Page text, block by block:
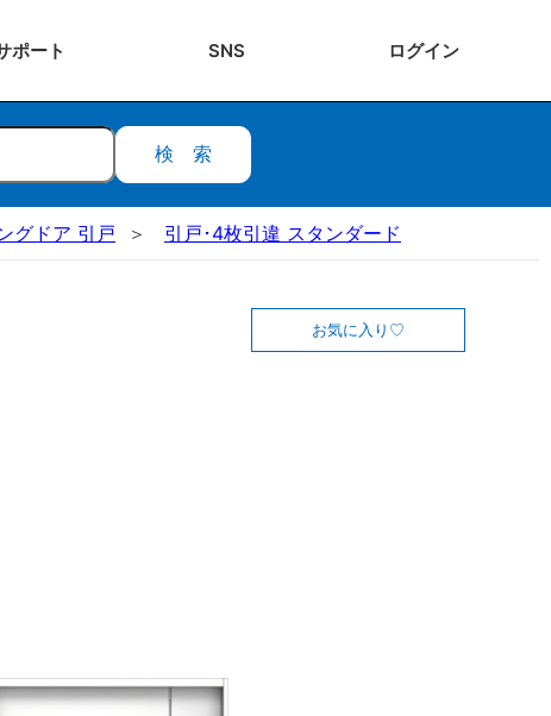
ポート SNS ログイン
検索
グドア 引戸 引戸･4枚引違 スタンダード
お気に入り